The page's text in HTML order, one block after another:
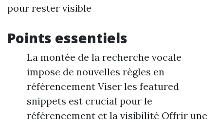
pour rester visible
Points essentiels
La montée de la recherche vocale
impose de nouvelles règles en
référencement Viser les featured
snippets est crucial pour le
référencement et la visibilité Offrir une